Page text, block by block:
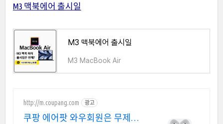
M3 맥북에어 출시일
M3 맥북에어 출시일
M3 MacBook Air
http://m.coupang.com 광고
쿠팡 에어팟 와우회원은 무제한